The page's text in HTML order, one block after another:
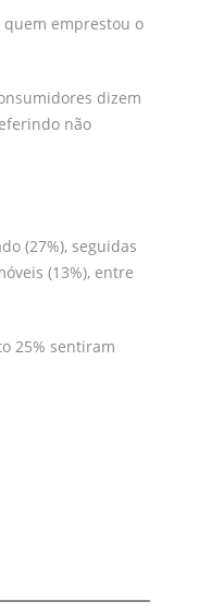
emprestou o
dizem
não
(27%), seguidas
(13%), entre
25% sentiram